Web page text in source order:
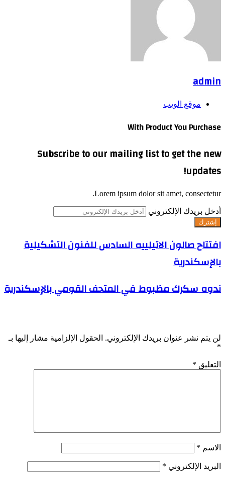
admin
موقع الويب
With Product You Purchase
Subscribe to our mailing list to get the new
updates!
Lorem ipsum dolor sit amet, consectetur.
أدخل بريدك الإلكتروني
افتتاح صالون الاتيلييه السادس للفنون التشكيلية
بالإسكندرية
ندوه سكرك مظبوط في المتحف القومي بالإسكندرية
لن يتم نشر عنوان بريدك الإلكتروني. الحقول الإلزامية مشار إليها بـ
*
التعليق *
الاسم *
البريد الإلكتروني *